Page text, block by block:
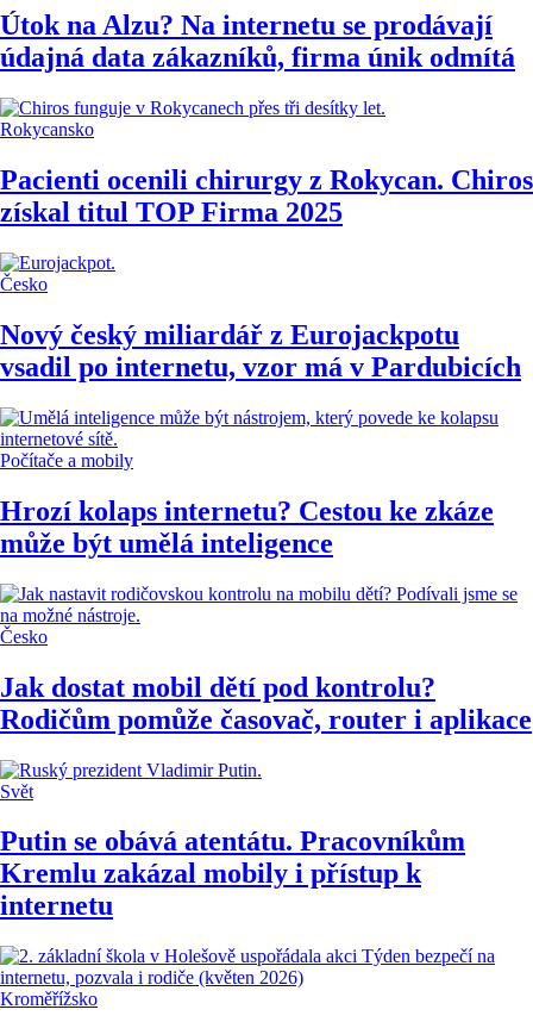
Útok na Alzu? Na internetu se prodávají
údajná data zákazníků, firma únik odmítá
Rokycansko
Pacienti ocenili chirurgy z Rokycan. Chiros
získal titul TOP Firma 2025
Česko
Nový český miliardář z Eurojackpotu
vsadil po internetu, vzor má v Pardubicích
Počítače a mobily
Hrozí kolaps internetu? Cestou ke zkáze
může být umělá inteligence
Česko
Jak dostat mobil dětí pod kontrolu?
Rodičům pomůže časovač, router i aplikace
Svět
Putin se obává atentátu. Pracovníkům
Kremlu zakázal mobily i přístup k
internetu
Kroměřížsko